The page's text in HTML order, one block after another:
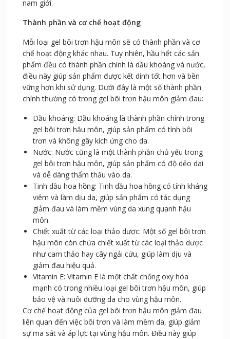
nam giới.
Thành phần và cơ chế hoạt động
Mỗi loại gel bôi trơn hậu môn sẽ có thành phần và cơ
chế hoạt động khác nhau. Tuy nhiên, hầu hết các sản
phẩm đều có thành phần chính là dầu khoáng và nước,
điều này giúp sản phẩm được kết dính tốt hơn và bền
vững hơn khi sử dụng. Dưới đây là một số thành phần
chính thường có trong gel bôi trơn hậu môn giảm đau:
Dầu khoáng: Dầu khoáng là thành phần chính trong
gel bôi trơn hậu môn, giúp sản phẩm có tính bôi
trơn và không gây kích ứng cho da.
Nước: Nước cũng là một thành phần chủ yếu trong
gel bôi trơn hậu môn, giúp sản phẩm có độ dẻo dai
và dễ dàng thẩm thấu vào da.
Tinh dầu hoa hồng: Tinh dầu hoa hồng có tính kháng
viêm và làm dịu da, giúp sản phẩm có tác dụng
giảm đau và làm mềm vùng da xung quanh hậu
môn.
Chiết xuất từ các loại thảo dược: Một số gel bôi trơn
hậu môn còn chứa chiết xuất từ các loại thảo dược
như cam thảo hay cây ngải cứu, giúp làm dịu và
giảm đau hiệu quả.
Vitamin E: Vitamin E là một chất chống oxy hóa
mạnh có trong nhiều loại gel bôi trơn hậu môn, giúp
bảo vệ và nuôi dưỡng da cho vùng hậu môn.
Cơ chế hoạt động của gel bôi trơn hậu môn giảm đau
liên quan đến việc bôi trơn và làm mềm da, giúp giảm
sự ma sát và áp lực tại vùng hậu môn. Điều này giúp